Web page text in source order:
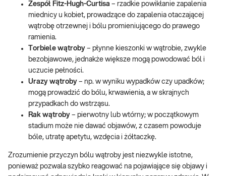
Zespół Fitz-Hugh-Curtisa – rzadkie powikłanie zapalenia
miednicy u kobiet, prowadzące do zapalenia otaczającej
wątrobę otrzewnej i bólu promieniującego do prawego
ramienia.
Torbiele wątroby – płynne kieszonki w wątrobie, zwykle
bezobjawowe, jednakże większe mogą powodować ból i
uczucie pełności.
Urazy wątroby – np. w wyniku wypadków czy upadków;
mogą prowadzić do bólu, krwawienia, a w skrajnych
przypadkach do wstrząsu.
Rak wątroby – pierwotny lub wtórny; w początkowym
stadium może nie dawać objawów, z czasem powoduje
bóle, utratę apetytu, wzdęcia i żółtaczkę.
Zrozumienie przyczyn bólu wątroby jest niezwykle istotne,
ponieważ pozwala szybko reagować na pojawiające się objawy i